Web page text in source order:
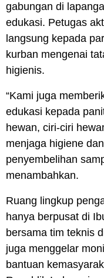
gabungan di
edukasi. Petugas
langsung kepada
kurban mengenai
higienis.
“Kami juga
edukasi kepada
hewan, ciri-ciri
menjaga higiene
penyembelihan
menambahkan.
Ruang lingkup
hanya berpusat di
bersama tim teknis
juga menggelar
bantuan